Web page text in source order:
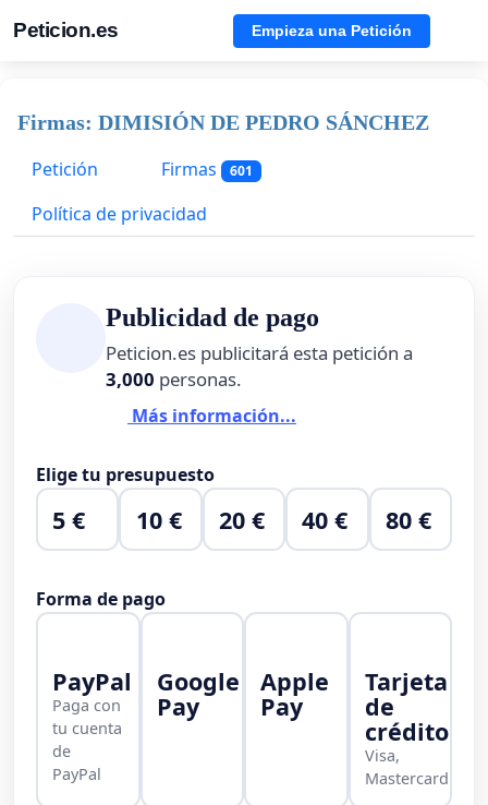
Peticion.es Empieza una Petición
Firmas: DIMISIÓN DE PEDRO SÁNCHEZ
Petición
Firmas 601
Política de privacidad
Publicidad de pago
Peticion.es publicitará esta petición a
3,000 personas.
Más información...
Elige tu presupuesto
5 € 10 € 20 € 40 € 80 €
Forma de pago
PayPal
Paga con
tu cuenta
de
PayPal
Google
Pay
Apple
Pay
Tarjeta
de
crédito
Visa,
Mastercard